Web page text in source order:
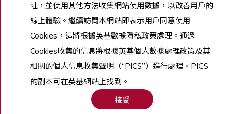
址，並使用其他方法收集網站使用數據，以改善用戶的
線上體驗。繼續訪問本網站即表示用戶同意使用
Cookies ，這將根據英基數據隱私政策處理。通過
Cookies收集的信息將根據英基個人數據處理政策及其
相關的個人信息收集聲明（“PICS”）進行處理。 PICS
的副本可在英基網站上找到。
接受